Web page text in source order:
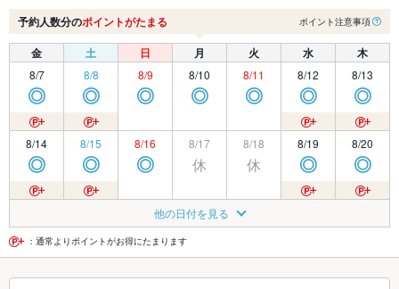
予約人数分のポイントがたまる ポイント注意事項
金 土 日 月 火 水 木
8/7
◎
8/8
◎
8/9
◎
8/10
◎
8/11
◎
8/12
◎
8/13
◎
8/14
◎
8/15
◎
8/16
◎
8/17
休
8/18
休
8/19
◎
8/20
◎
◎ ◎
8/23
◎
8/24
◎
8/25
◎ ◎ ◎
8/28 8/29 8/30 8/31 9/1 9/2 9/3
他の日付を見る
：通常よりポイントがお得にたまります